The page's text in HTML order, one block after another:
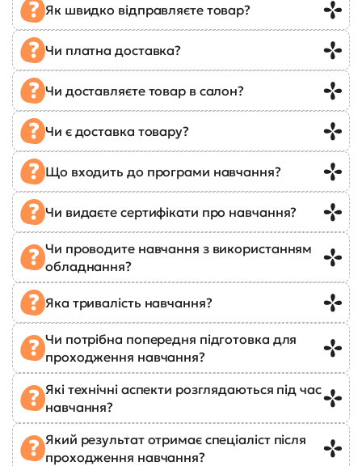
Як швидко відправляєте товар?
Чи платна доставка?
Чи доставляєте товар в салон?
Чи є доставка товару?
Що входить до програми навчання?
Чи видаєте сертифікати про навчання?
Чи проводите навчання з використанням
обладнання?
Яка тривалість навчання?
Чи потрібна попередня підготовка для
проходження навчання?
Які технічні аспекти розглядаються під час
навчання?
Який результат отримає спеціаліст після
проходження навчання?